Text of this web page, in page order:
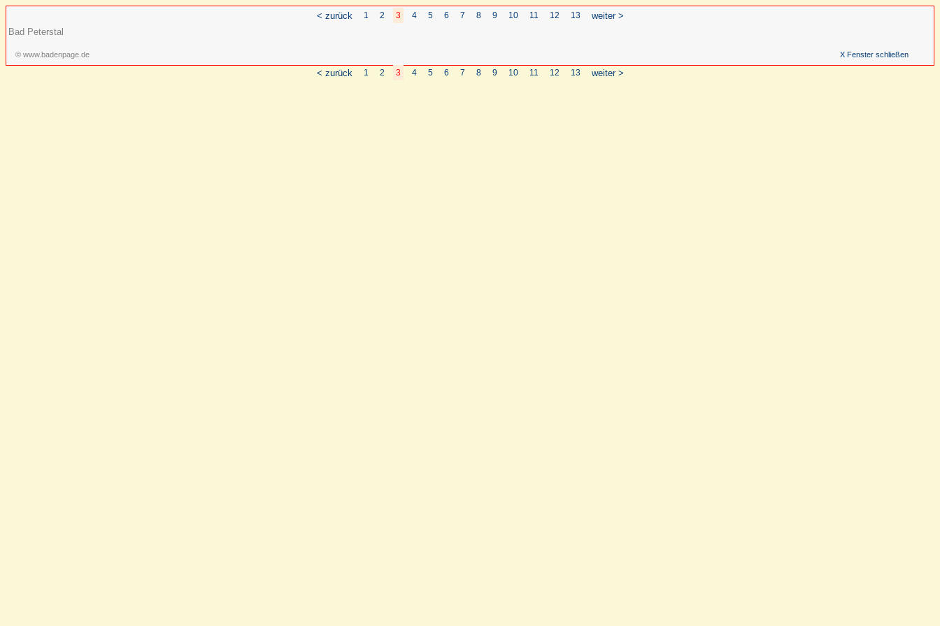
< zurück 1 2 3 4 5 6 7 8 9 10 11 12 13
weiter >
Bad Peterstal
© www.badenpage.de X Fenster schließen
< zurück 1 2 3 4 5 6 7 8 9 10 11 12 13 weiter >